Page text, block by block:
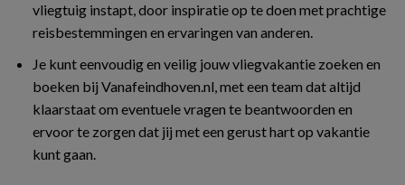
vliegtuig instapt, door inspiratie op te doen met prachtige
reisbestemmingen en ervaringen van anderen.
Je kunt eenvoudig en veilig jouw vliegvakantie zoeken en
boeken bij Vanafeindhoven.nl, met een team dat altijd
klaarstaat om eventuele vragen te beantwoorden en
ervoor te zorgen dat jij met een gerust hart op vakantie
kunt gaan.